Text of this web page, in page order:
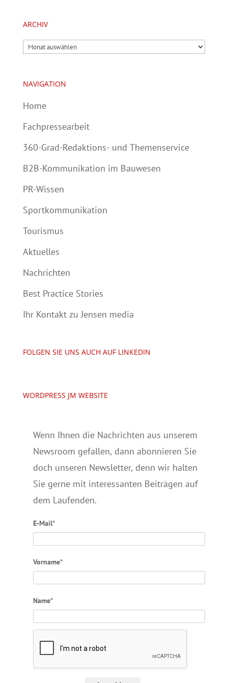
ARCHIV
Archiv
NAVIGATION
Home
Fachpressearbeit
360-Grad-Redaktions- und Themenservice
B2B-Kommunikation im Bauwesen
PR-Wissen
Sportkommunikation
Tourismus
Aktuelles
Nachrichten
Best Practice Stories
Ihr Kontakt zu Jensen media
FOLGEN SIE UNS AUCH AUF LINKEDIN
WORDPRESS JM WEBSITE
Wenn Ihnen die Nachrichten aus unserem
Newsroom gefallen, dann abonnieren Sie
doch unseren Newsletter, denn wir halten
Sie gerne mit interessanten Beiträgen auf
dem Laufenden.
E-Mail*
Vorname*
Name*